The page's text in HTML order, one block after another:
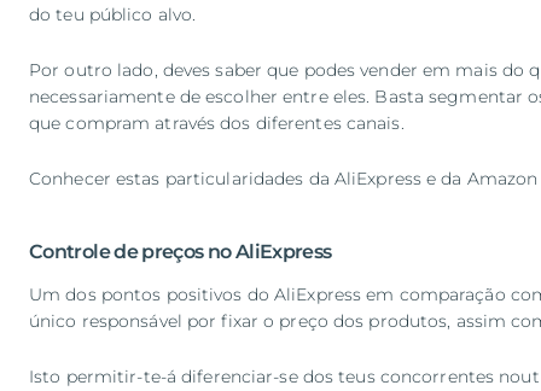
do teu público alvo.
Por outro lado, deves saber que podes vender em mais
necessariamente de escolher entre eles. Basta
que compram através dos diferentes canais.
Conhecer estas particularidades da AliExpress e da
Controle de preços no AliExpress
Um dos pontos positivos do AliExpress em comparação
único responsável por fixar o preço dos produtos, assim
Isto permitir-te-á diferenciar-se dos teus concorrentes